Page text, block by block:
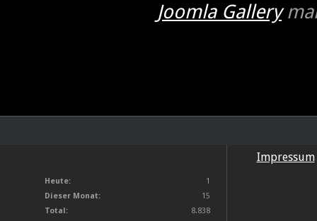
Joomla Gallery
Heute:
1
Dieser Monat:
15
Total:
8.838
Impressum